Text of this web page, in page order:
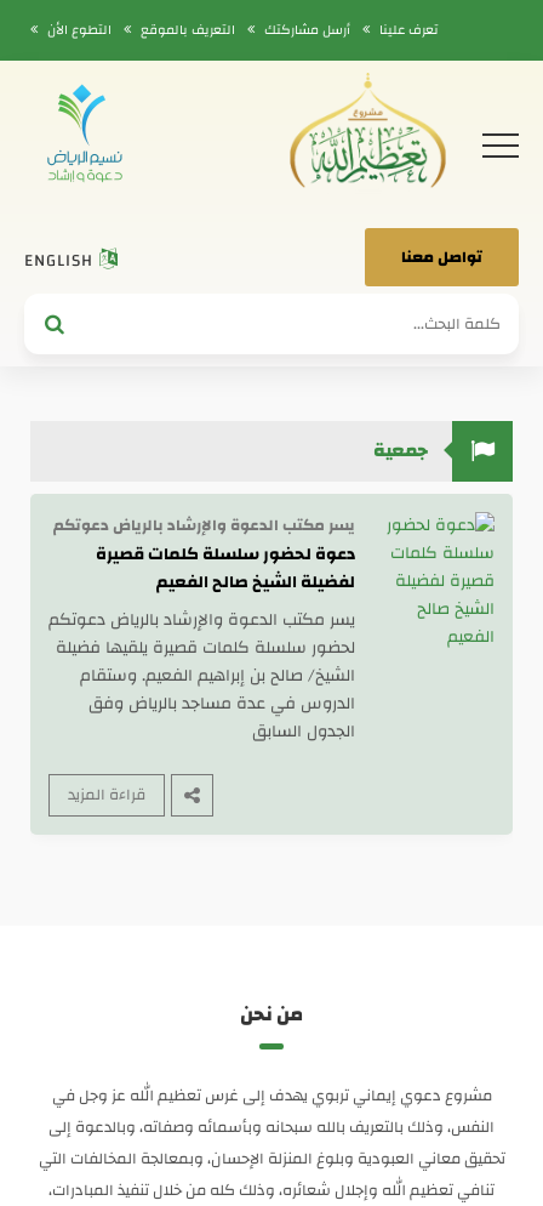
تعرف علينا أرسل مشاركتك التعريف بالموقع التطوع الأن
ENGLISH تواصل معنا
جمعية
يسر مكتب الدعوة والإرشاد بالرياض دعوتكم
لحضور سلسلة كلمات قصيرة يلقيها فضيلة
الش …
دعوة لحضور سلسلة كلمات قصيرة
لفضيلة الشيخ صالح الفعيم
يسر مكتب الدعوة والإرشاد بالرياض دعوتكم
لحضور سلسلة كلمات قصيرة يلقيها فضيلة
الشيخ/ صالح بن إبراهيم الفعيم. وستقام
الدروس في عدة مساجد بالرياض وفق
الجدول السابق
قراءة المزيد
من نحن
مشروع دعوي إيماني تربوي يهدف إلى غرس تعظيم الله عز وجل في
النفس، وذلك بالتعريف بالله سبحانه وبأسمائه وصفاته، وبالدعوة إلى
تحقيق معاني العبودية وبلوغ المنزلة الإحسان، وبمعالجة المخالفات التي
تنافي تعظيم الله وإجلال شعائره، وذلك كله من خلال تنفيذ المبادرات،